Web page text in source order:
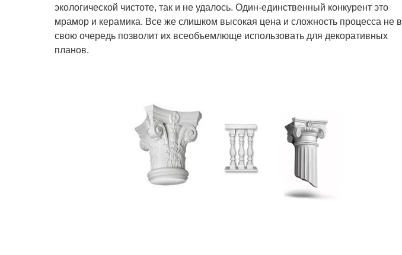
экологической чистоте, так и не удалось. Один-единственный конкурент это
мрамор и керамика. Все же слишком высокая цена и сложность процесса не в
свою очередь позволит их всеобъемлюще использовать для декоративных
планов.